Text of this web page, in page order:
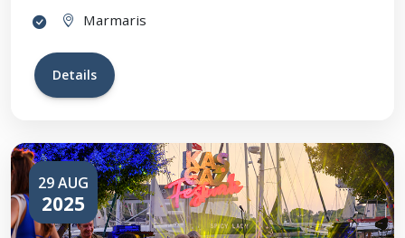
Marmaris
Details
29 AUG
2025